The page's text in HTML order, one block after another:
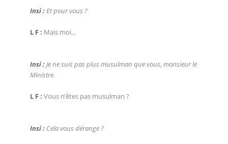
Insi : Et pour vous ?
L F : Mais moi...
Insi : Je ne suis pas plus musulman que vous, monsieur le
Ministre.
L F : Vous n’êtes pas musulman ?
Insi : Cela vous dérange ?